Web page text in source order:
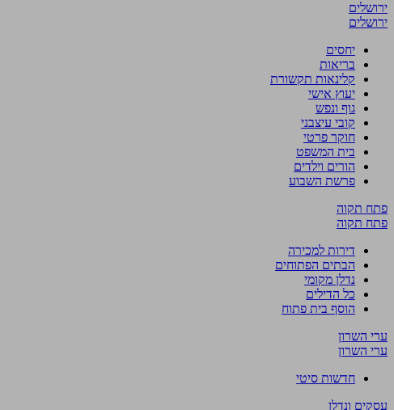
ירושלים
ירושלים
יחסים
בריאות
קלינאות תקשורת
יעוץ אישי
גוף ונפש
קובי עיצבני
חוקר פרטי
בית המשפט
הורים וילדים
פרשת השבוע
פתח תקוה
פתח תקוה
דירות למכירה
הבתים הפתוחים
נדלן מקומי
כל הדילים
הוסף בית פתוח
ערי השרון
ערי השרון
חדשות סיטי
עסקים ונדלן